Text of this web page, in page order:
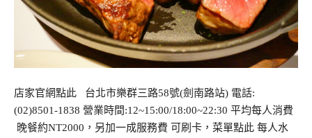
店家官網點此 台北市樂群三路58號(劍南路站) 電話:
(02)8501-1838 營業時間:12~15:00/18:00~22:30 平均每人消費
晚餐約NT2000，另加一成服務費 可刷卡，菜單點此 每人水